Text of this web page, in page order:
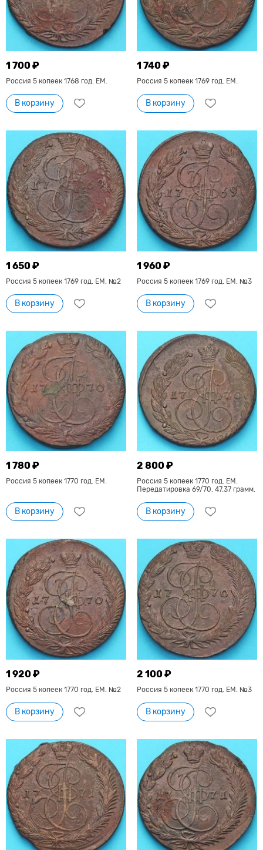
1 700 ₽
Россия 5 копеек 1768 год. ЕМ.
В корзину
1 740 ₽
Россия 5 копеек 1769 год. ЕМ.
В корзину
1 650 ₽
Россия 5 копеек 1769 год. ЕМ. №2
В корзину
1 960 ₽
Россия 5 копеек 1769 год. ЕМ. №3
В корзину
1 780 ₽
Россия 5 копеек 1770 год. ЕМ.
В корзину
2 800 ₽
Россия 5 копеек 1770 год. ЕМ.
Передатировка 69/70. 47.37 грамм.
В корзину
1 920 ₽
Россия 5 копеек 1770 год. ЕМ. №2
В корзину
2 100 ₽
Россия 5 копеек 1770 год. ЕМ. №3
В корзину